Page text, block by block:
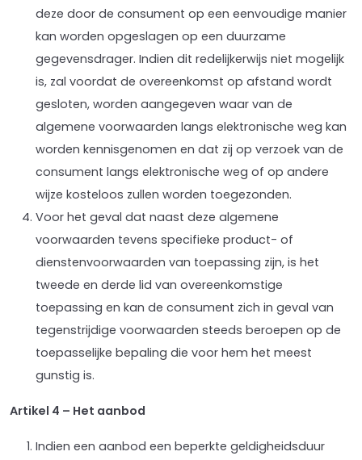
deze door de consument op een eenvoudige manier
kan worden opgeslagen op een duurzame
gegevensdrager. Indien dit redelijkerwijs niet mogelijk
is, zal voordat de overeenkomst op afstand wordt
gesloten, worden aangegeven waar van de
algemene voorwaarden langs elektronische weg kan
worden kennisgenomen en dat zij op verzoek van de
consument langs elektronische weg of op andere
wijze kosteloos zullen worden toegezonden.
Voor het geval dat naast deze algemene
voorwaarden tevens specifieke product- of
dienstenvoorwaarden van toepassing zijn, is het
tweede en derde lid van overeenkomstige
toepassing en kan de consument zich in geval van
tegenstrijdige voorwaarden steeds beroepen op de
toepasselijke bepaling die voor hem het meest
gunstig is.
Artikel 4 – Het aanbod
Indien een aanbod een beperkte geldigheidsduur